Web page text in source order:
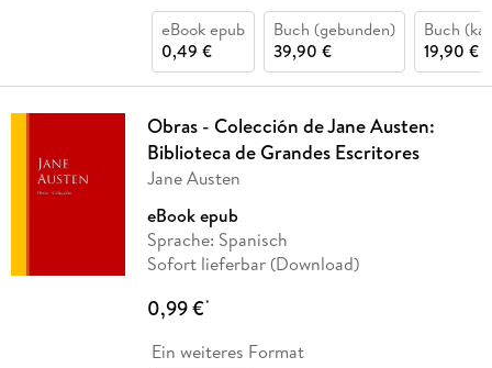
eBook epub
0,49 €
Buch (gebunden)
39,90 €
Buch
19,90 €
Obras - Colección de Jane Austen:
Biblioteca de Grandes Escritores
Jane Austen
eBook epub
Sprache: Spanisch
Sofort lieferbar (Download)
0,99 €*
Ein weiteres Format